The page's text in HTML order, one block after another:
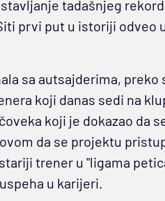
tadašnjeg
prvi put u istoriji odveo
sa autsajderima,
koji danas sedi na
koji je dokazao da
da se projektu
trener u "ligama
u karijeri.